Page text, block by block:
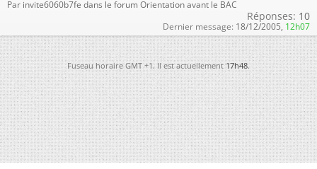
Par invite6060b7fe dans le forum Orientation avant le BAC
Réponses: 10
Dernier message: 18/12/2005, 12h07
Fuseau horaire GMT +1. Il est actuellement17h48.